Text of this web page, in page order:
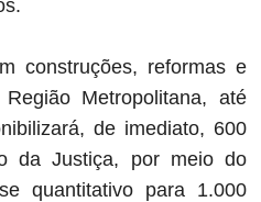
construções, reformas e
Metropolitana, até
de imediato, 600
da Justiça, por meio do
quantitativo para 1.000